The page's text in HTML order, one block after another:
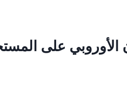
الأوروبي على